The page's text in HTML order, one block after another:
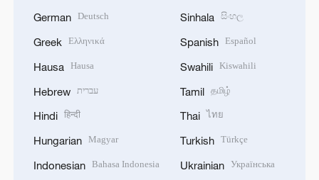
German Deutsch
Greek Ελληνικά
Hausa Hausa
Hebrew עברית
Hindi हिन्दी
Hungarian Magyar
Indonesian Bahasa Indonesia
Sinhala සිංහල
Spanish Español
Swahili Kiswahili
Tamil தமிழ்
Thai ไทย
Turkish Türkçe
Ukrainian Українська